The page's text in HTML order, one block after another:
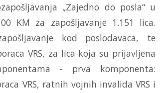
„Zajedno do posla“ u
KM za zapošljavanje 1.151 lica.
kod poslodavaca, te
VRS, za lica koja su prijavljena
- prva komponenta:
VRS, ratnih vojnih invalida VRS i